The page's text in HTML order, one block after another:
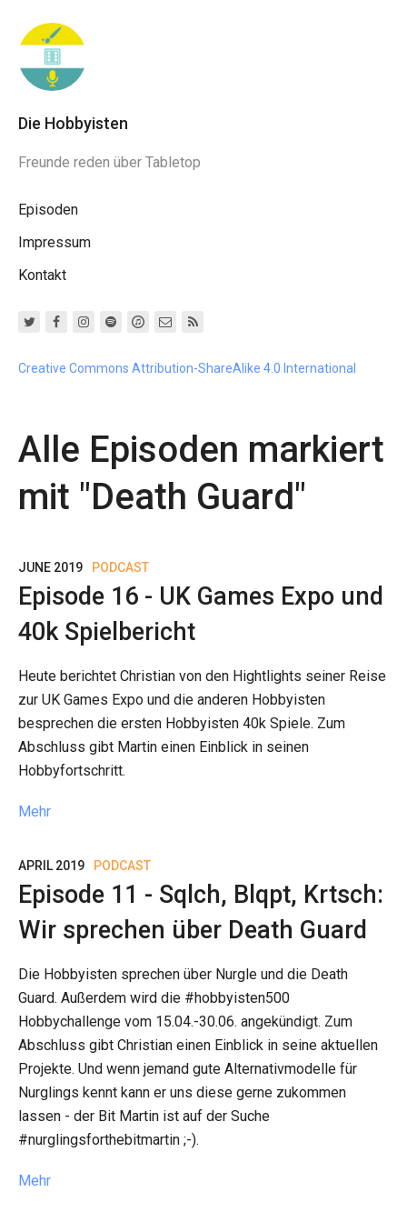
Die Hobbyisten
Freunde reden über Tabletop
Episoden
Impressum
Kontakt
Creative Commons Attribution-ShareAlike 4.0 International
Alle Episoden markiert
mit "Death Guard"
JUNE 2019 PODCAST
Episode 16 - UK Games Expo und
40k Spielbericht
Heute berichtet Christian von den Hightlights seiner Reise
zur UK Games Expo und die anderen Hobbyisten
besprechen die ersten Hobbyisten 40k Spiele. Zum
Abschluss gibt Martin einen Einblick in seinen
Hobbyfortschritt.
Mehr
APRIL 2019 PODCAST
Episode 11 - Sqlch, Blqpt, Krtsch:
Wir sprechen über Death Guard
Die Hobbyisten sprechen über Nurgle und die Death
Guard. Außerdem wird die #hobbyisten500
Hobbychallenge vom 15.04.-30.06. angekündigt. Zum
Abschluss gibt Christian einen Einblick in seine aktuellen
Projekte. Und wenn jemand gute Alternativmodelle für
Nurglings kennt kann er uns diese gerne zukommen
lassen - der Bit Martin ist auf der Suche
#nurglingsforthebitmartin ;-).
Mehr